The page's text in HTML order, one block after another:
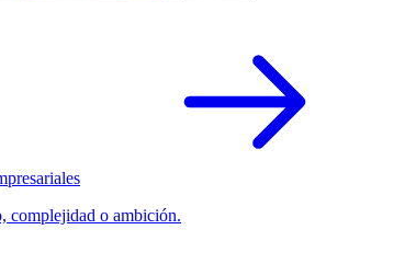
complejidad o ambición.